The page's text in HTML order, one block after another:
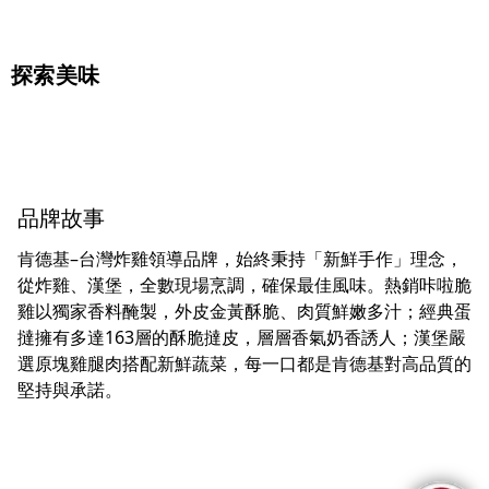
探索美味
品牌故事
肯德基–台灣炸雞領導品牌，始終秉持「新鮮手作」理念，
從炸雞、漢堡，全數現場烹調，確保最佳風味。熱銷咔啦脆
雞以獨家香料醃製，外皮金黃酥脆、肉質鮮嫩多汁；經典蛋
撻擁有多達163層的酥脆撻皮，層層香氣奶香誘人；漢堡嚴
選原塊雞腿肉搭配新鮮蔬菜，每一口都是肯德基對高品質的
堅持與承諾。